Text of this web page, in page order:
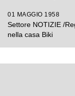
01 MAGGIO 1958
Settore NOTIZIE /
nella casa Biki